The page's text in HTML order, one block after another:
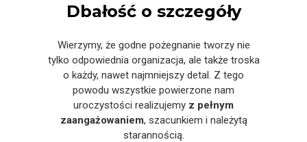
Dbałość o szczegóły
Wierzymy, że godne pożegnanie tworzy nie
tylko odpowiednia organizacja, ale także troska
o każdy, nawet najmniejszy detal. Z tego
powodu wszystkie powierzone nam
uroczystości realizujemy z pełnym
zaangażowaniem, szacunkiem i należytą
starannością.